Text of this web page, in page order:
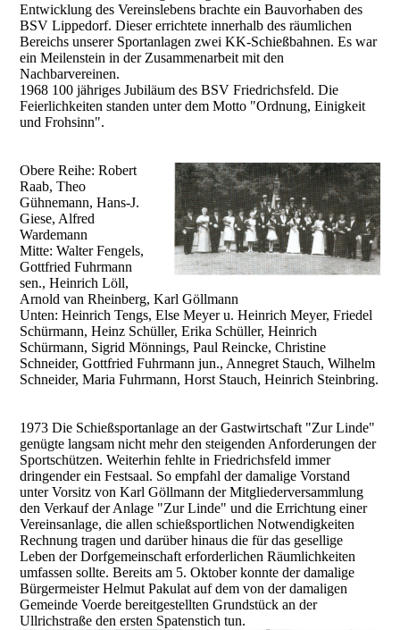
Entwicklung des Vereinslebens brachte ein Bauvorhaben des
BSV Lippedorf. Dieser errichtete innerhalb des räumlichen
Bereichs unserer Sportanlagen zwei KK-Schießbahnen. Es war
ein Meilenstein in der Zusammenarbeit mit den
Nachbarvereinen.
1968 100 jähriges Jubiläum des BSV Friedrichsfeld. Die
Feierlichkeiten standen unter dem Motto "Ordnung, Einigkeit
und Frohsinn".
Obere Reihe: Robert
Raab, Theo
Gühnemann, Hans-J.
Giese, Alfred
Wardemann
Mitte: Walter Fengels,
Gottfried Fuhrmann
sen., Heinrich Löll,
Arnold van Rheinberg, Karl Göllmann
Unten: Heinrich Tengs, Else Meyer u. Heinrich Meyer, Friedel
Schürmann, Heinz Schüller, Erika Schüller, Heinrich
Schürmann, Sigrid Mönnings, Paul Reincke, Christine
Schneider, Gottfried Fuhrmann jun., Annegret Stauch, Wilhelm
Schneider, Maria Fuhrmann, Horst Stauch, Heinrich Steinbring.
1973 Die Schießsportanlage an der Gastwirtschaft "Zur Linde"
genügte langsam nicht mehr den steigenden Anforderungen der
Sportschützen. Weiterhin fehlte in Friedrichsfeld immer
dringender ein Festsaal. So empfahl der damalige Vorstand
unter Vorsitz von Karl Göllmann der Mitgliederversammlung
den Verkauf der Anlage "Zur Linde" und die Errichtung einer
Vereinsanlage, die allen schießsportlichen Notwendigkeiten
Rechnung tragen und darüber hinaus die für das gesellige
Leben der Dorfgemeinschaft erforderlichen Räumlichkeiten
umfassen sollte. Bereits am 5. Oktober konnte der damalige
Bürgermeister Helmut Pakulat auf dem von der damaligen
Gemeinde Voerde bereitgestellten Grundstück an der
Ullrichstraße den ersten Spatenstich tun.